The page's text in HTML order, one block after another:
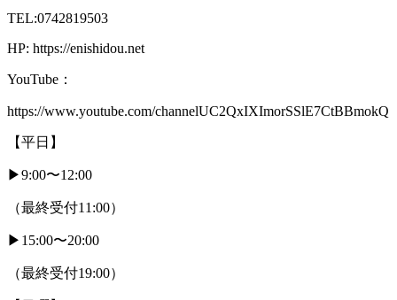
TEL:0742819503
HP: https://enishidou.net
YouTube：
https://www.youtube.com/channelUC2QxIXImorSSlE7CtBBmokQ
【平日】
▶︎9:00〜12:00
（最終受付11:00）
▶︎15:00〜20:00
（最終受付19:00）